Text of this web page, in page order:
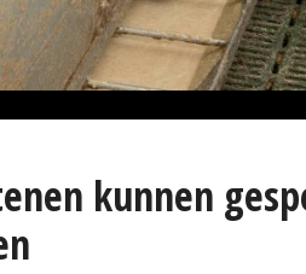
kunnen